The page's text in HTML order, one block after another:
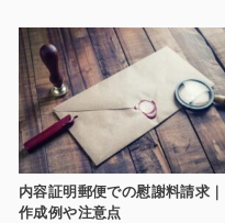
内容証明郵便での慰謝料請求｜
作成例や注意点